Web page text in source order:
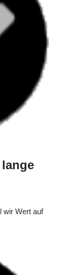
wir Wert auf